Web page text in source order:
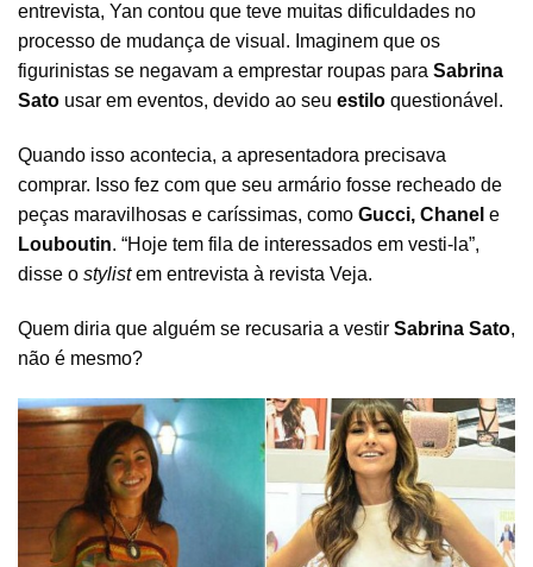
entrevista, Yan contou que teve muitas dificuldades no
processo de mudança de visual. Imaginem que os
figurinistas se negavam a emprestar roupas para Sabrina
Sato usar em eventos, devido ao seu estilo questionável.
Quando isso acontecia, a apresentadora precisava
comprar. Isso fez com que seu armário fosse recheado de
peças maravilhosas e caríssimas, como Gucci, Chanel e
Louboutin. “Hoje tem fila de interessados em vesti-la”,
disse o stylistem entrevista à revista Veja.
Quem diria que alguém se recusaria a vestir Sabrina Sato,
não é mesmo?